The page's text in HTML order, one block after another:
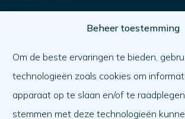
Beheer toestemming
Om de beste ervaringen te bieden,
technologieën zoals cookies om
apparaat op te slaan en/of te
stemmen met deze technologieën
Wat er speelt
Agenda